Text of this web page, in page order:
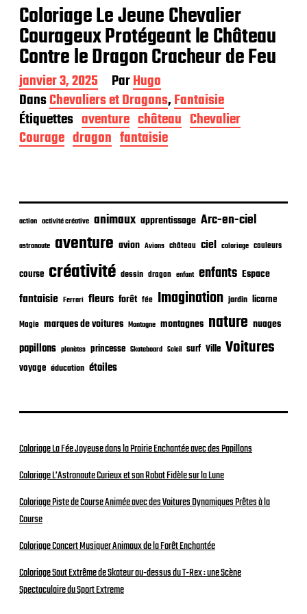
Coloriage Le Jeune Chevalier
Courageux Protégeant le Château
Contre le Dragon Cracheur de Feu
D
a
t
e
d
e
l
i
a
i
n
janvier 3, 2025 ParHugo
DansChevaliers et Dragons,Fantaisie
Étiquettes aventure château Chevalier
Courage dragon fantaisie
action activité créative animaux apprentissage Arc-en-ciel
astronaute aventure avion Avions château ciel coloriage couleurs
course créativité dessin dragon enfant enfants Espace
fantaisie Ferrari fleurs forêt fée Imagination jardin licorne
Magie marques de voitures Montagne montagnes nature nuages
papillons planètes princesse Skateboard Soleil surf Ville Voitures
voyage éducation étoiles
Coloriage La Fée Joyeuse dans la Prairie Enchantée avec des Papillons
Coloriage L’Astronaute Curieux et son Robot Fidèle sur la Lune
Coloriage Piste de Course Animée avec des Voitures Dynamiques Prêtes à la
Course
Coloriage Concert Musiquer Animaux de la Forêt Enchantée
Coloriage Saut Extrême de Skateur au-dessus du T-Rex : une Scène
Spectaculaire du Sport Extreme